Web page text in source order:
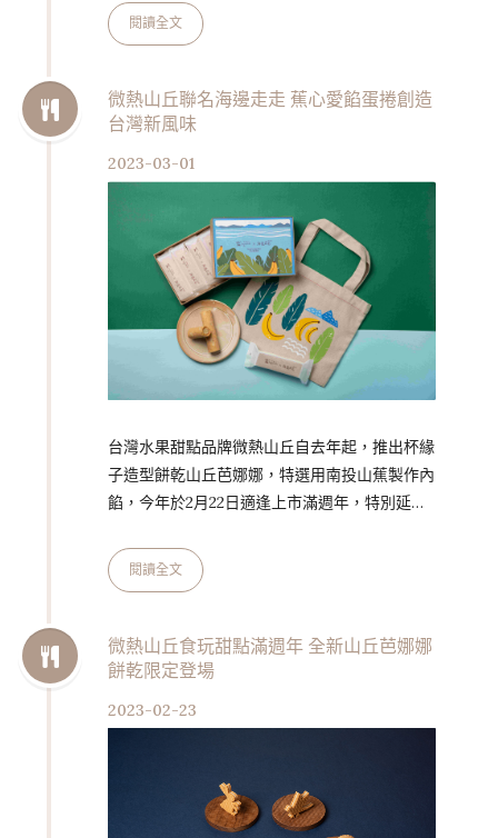
食餐點，搭配擺滿芝麻葉、羽衣甘藍、彩色番茄
等各式小農時蔬，可供消費者無限享用，打造國
至十點、價格為每人 NT$ 880。 小小樹食以強
調「真食物」、講究食材來源等理念，奪得
Jeffery 提到，蔬食飲食在台已蔚為風潮，小小
閱讀全文
微熱山丘聯名海邊走走 蕉心愛餡蛋捲創造
台灣新風味
2023-03-01
台灣水果甜點品牌微熱山丘自去年起，推出杯緣
子造型餅乾山丘芭娜娜，特選用南投山蕉製作內
餡，今年於2月22日適逢上市滿週年，特別延續
念，攜手手工蛋捲品牌海邊走走，聯名推出蕉心
愛餡蛋捲，將於初春限量上市。 南投山蕉仰賴
在日治時期被日本皇室指定為御用蕉。微熱山丘
以製作水果內餡的專業技術，將南投山蕉拌入可
走在內餡風味上共同創作，將山蕉混和杏仁醬，
閱讀全文
微熱山丘食玩甜點滿週年 全新山丘芭娜娜
餅乾限定登場
2023-02-23